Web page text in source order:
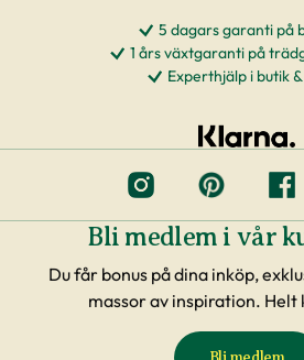
5 dagars garanti på
1 års växtgaranti på
Experthjälp i butik
Bli medlem i vår
Du får bonus på dina inköp,
massor av inspiration.